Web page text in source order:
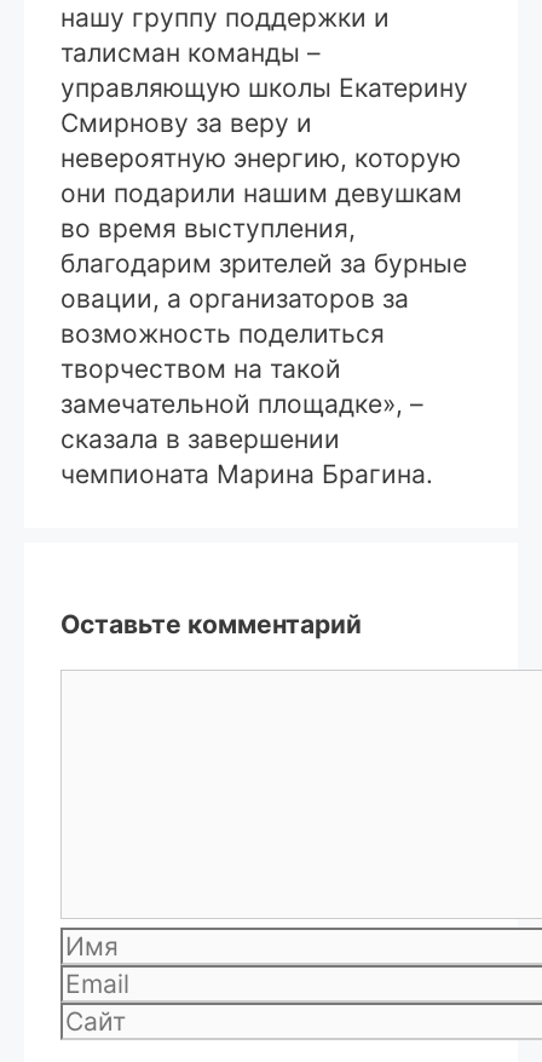
нашу группу поддержки и
талисман команды –
управляющую школы Екатерину
Смирнову за веру и
невероятную энергию, которую
они подарили нашим девушкам
во время выступления,
благодарим зрителей за бурные
овации, а организаторов за
возможность поделиться
творчеством на такой
замечательной площадке», –
сказала в завершении
чемпионата Марина Брагина.
Оставьте комментарий
Имя
Email
Сайт